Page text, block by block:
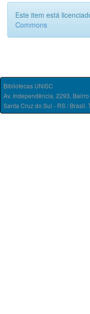
Este item está
Commons
Bibliotecas UNISC
Av. Independência, 2293,
Santa Cruz do Sul - RS / Brasil.